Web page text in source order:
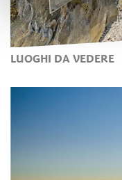
LUOGHI DA VEDERE